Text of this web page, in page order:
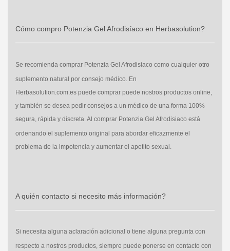
Cómo compro Potenzia Gel Afrodisíaco en Herbasolution?
Se recomienda comprar Potenzia Gel Afrodisiaco como cualquier otro
suplemento natural por consejo médico. En
Herbasolution.com.es puede comprar puede nostros productos online,
y también se desea pedir consejos a un médico de una forma 100%
segura, rápida y discreta. Al comprar Potenzia Gel Afrodisiaco está
ordenando el suplemento original para abordar eficazmente el
problema de la impotencia y aumentar el apetito sexual.
A quién contacto si necesito más información?
Si necesita alguna aclaración adicional o tiene alguna pregunta con
respecto a nostros productos, siempre puede ponerse en contacto con